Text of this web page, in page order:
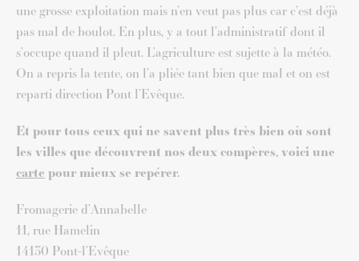
une grosse exploitation mais n’en veut pas plus car c’est déjà
pas mal de boulot. En plus, y a tout l’administratif dont il
s’occupe quand il pleut. L’agriculture est sujette à la météo.
On a repris la tente, on l’a pliée tant bien que mal et on est
reparti direction Pont l’Evêque.
Et pour tous ceux qui ne savent plus très bien où sont
les villes que découvrent nos deux compères, voici une
carte pour mieux se repérer.
Fromagerie d’Annabelle
11, rue Hamelin
14130 Pont-l’Evêque